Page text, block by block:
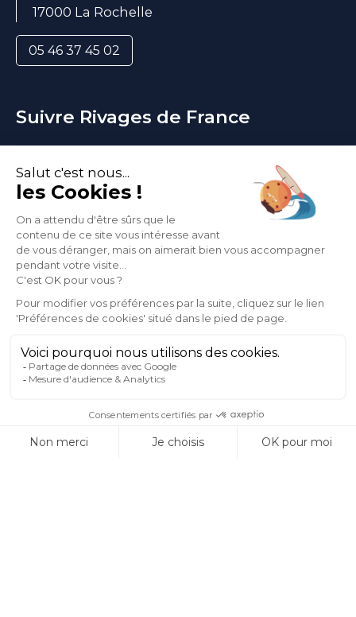
17000 La Rochelle
05 46 37 45 02
Suivre Rivages de France
Actualités
Agenda
Nous contacter
Abonnez-vous